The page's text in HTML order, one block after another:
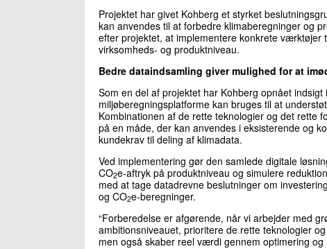
Projektet har givet Kohberg et styrket
kan anvendes til at forbedre klimaberegninger og
efter projektet, at implementere konkrete værktøjer
virksomheds- og produktniveau.
Bedre dataindsamling giver mulighed for at
Som en del af projektet har Kohberg opnået
miljøberegningsplatforme kan bruges til at
Kombinationen af de rette teknologier og det rette
på en måde, der kan anvendes i eksisterende og
kundekrav til deling af klimadata.
Ved implementering gør den samlede digitale
CO2e-aftryk på produktniveau og simulere
med at tage datadrevne beslutninger om
og CO2e-beregninger.
“Forberedelse er afgørende, når vi arbejder med
ambitionsniveauet, prioritere de rette teknologier
men også skaber reel værdi gennem optimering